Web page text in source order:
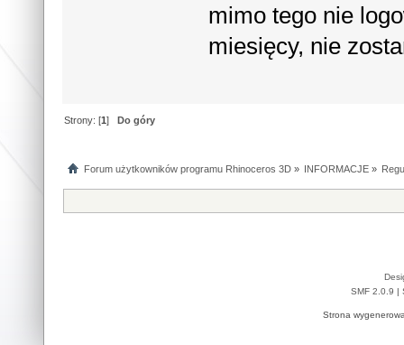
mimo tego nie
miesięcy, nie
Strony: [1] Do góry
Forum użytkowników programu Rhinoceros 3D» INFORMACJE»
SMF 2.0.9 |
Strona